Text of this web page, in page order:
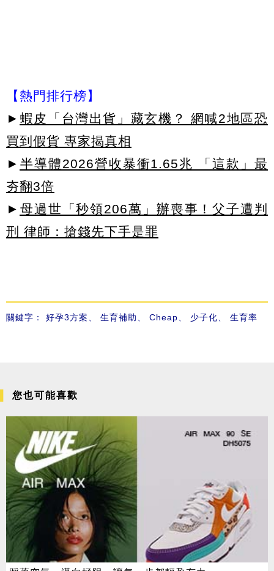
【熱門排行榜】
► 蝦皮「台灣出貨」藏玄機？ 網喊2地區恐
買到假貨 專家揭真相
► 半導體2026營收暴衝1.65兆 「這款」最
夯翻3倍
► 母過世「秒領206萬」辦喪事！父子遭判
刑 律師：搶錢先下手是罪
關鍵字： 好孕3方案 生育補助 Cheap 少子化 生育率
您也可能喜歡